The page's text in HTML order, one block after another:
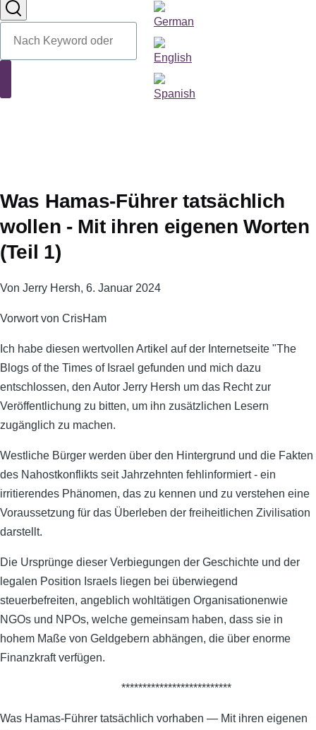
Sprachumschalter
Was Hamas-Führer tatsächlich
wollen - Mit ihren eigenen Worten
(Teil 1)
Von Jerry Hersh, 6. Januar 2024
Vorwort von CrisHam
Ich habe diesen wertvollen Artikel auf der Internetseite "The
Blogs of the Times of Israel gefunden und mich dazu
entschlossen, den Autor Jerry Hersh um das Recht zur
Veröffentlichung zu bitten, um ihn zusätzlichen Lesern
zugänglich zu machen.
Westliche Bürger werden über den Hintergrund und die Fakten
des Nahostkonflikts seit Jahrzehnten fehlinformiert - ein
irritierendes Phänomen, das zu kennen und zu verstehen eine
Voraussetzung für das Überleben der freiheitlichen Zivilisation
darstellt.
Die Ursprünge dieser Verbiegungen der Geschichte und der
legalen Position Israels liegen bei überwiegend
steuerbefreiten, angeblich wohltätigen Organisationenwie
NGOs und NPOs, welche gemeinsam haben, dass sie in
hohem Maße von Geldgebern abhängen, die über enorme
Finanzkraft verfügen.
**************************
Was Hamas-Führer tatsächlich vorhaben — Mit ihren eigenen